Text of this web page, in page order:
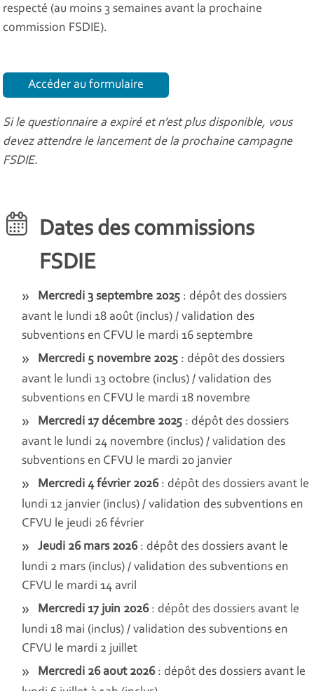
respecté (au moins 3 semaines avant la prochaine
commission FSDIE).
Accéder au formulaire
Si le questionnaire a expiré et n’est plus disponible, vous
devez attendre le lancement de la prochaine campagne
FSDIE.
Dates des commissions
FSDIE
Mercredi 3 septembre 2025 : dépôt des dossiers
avant le lundi 18 août (inclus) / validation des
subventions en CFVU le mardi 16 septembre
Mercredi 5 novembre 2025 : dépôt des dossiers
avant le lundi 13 octobre (inclus) / validation des
subventions en CFVU le mardi 18 novembre
Mercredi 17 décembre 2025 : dépôt des dossiers
avant le lundi 24 novembre (inclus) / validation des
subventions en CFVU le mardi 20 janvier
Mercredi 4 février 2026: dépôt des dossiers avant le
lundi 12 janvier (inclus) / validation des subventions en
CFVU le jeudi 26 février
Jeudi 26 mars 2026: dépôt des dossiers avant le
lundi 2 mars (inclus) / validation des subventions en
CFVU le mardi 14 avril
Mercredi 17 juin 2026 : dépôt des dossiers avant le
lundi 18 mai (inclus) / validation des subventions en
CFVU le mardi 2 juillet
Mercredi 26 aout 2026 : dépôt des dossiers avant le